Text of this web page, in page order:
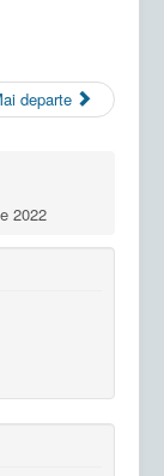
departe
2022